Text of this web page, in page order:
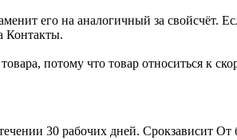
его на аналогичный за свойсчёт.
Контакты.
потому что товар относиться к
30 рабочих дней. Срокзависит